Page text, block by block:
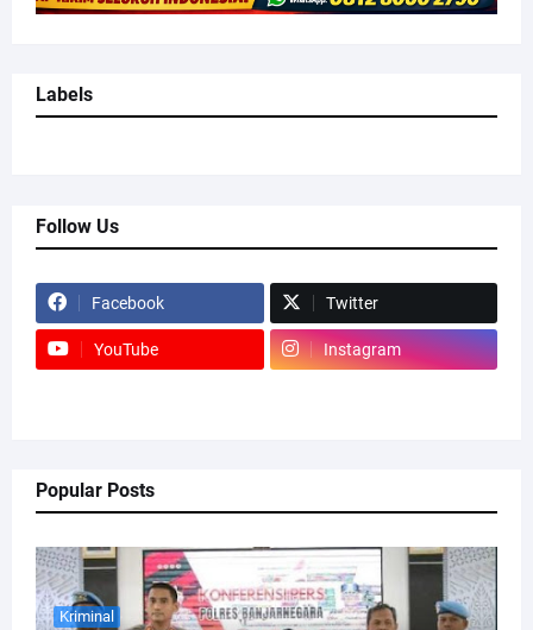
Labels
Follow Us
Facebook Twitter
YouTube Instagram
Popular Posts
Kriminal